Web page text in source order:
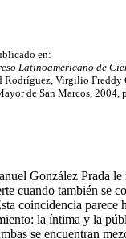
en:
Latinoamericano de
Rodríguez, Virgilio Freddy
de San Marcos, 2004,
González Prada le
cuando también se
coincidencia parece
la íntima y la
se encuentran